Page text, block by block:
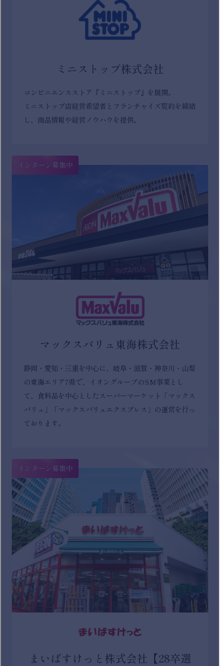
ミニストップ株式会社
コンビニエンスストア『ミニストップ』を展開。
ミニストップ店経営希望者とフランチャイズ契約を締結
し、商品情報や経営ノウハウを提供。
インターン募集中
マックスバリュ東海株式会社
静岡・愛知・三重を中心に、岐阜・滋賀・神奈川・山梨
の東海エリア7県で、イオングループのSM事業とし
て、食料品を中心としたスーパーマーケット「マックス
バリュ」「マックスバリュエクスプレス」の運営を行っ
ております。
インターン募集中
まいばすけっと株式会社【28卒選